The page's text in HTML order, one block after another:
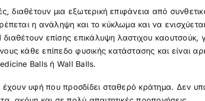
διαθέτουν μια εξωτερική επιφάνεια από
η ανάληψη και το κύκλωμα και να
διαθέτουν επίσης επικάλυψη λαστιχου
κάθε επίπεδο φυσικής κατάστασης και είναι
Balls ή Wall Balls.
υφή που προσδίδει σταθερό κράτημα. Δεν